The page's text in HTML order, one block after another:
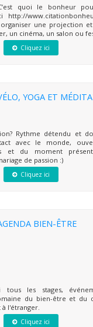
quoi le bonheur
une projection
un cinéma, un salon ou
Cliquez ici
YOGA ET
Rythme détendu et
avec le monde,
et du moment
de passion :)
Cliquez ici
BIEN-ÊTRE
les stages,
du bien-être et du
l'étranger.
Cliquez ici